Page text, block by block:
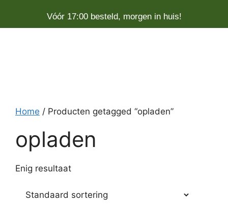
Vóór 17:00 besteld, morgen in huis!
Home / Producten getagged “opladen”
opladen
Enig resultaat